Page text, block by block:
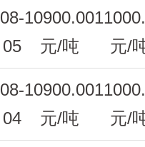
08-
05
10900.00
元/吨
元/
08-
04
10900.00
元/吨
元/